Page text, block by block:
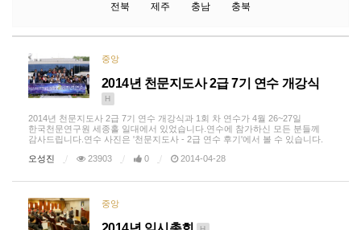
전북 제주 충남 충북
중앙
2014년 천문지도사 2급 7기 연수 개강식
H
2014년 천문지도사 2급 7기 연수 개강식과 1회 차 연수가 4월 26~27일
한국천문연구원 세종홀 일대에서 있었습니다.연수에 참가하신 모든 분들께
감사드립니다.연수 사진은 '천문지도사 - 2급 연수 후기'에서 볼 수 있습니다.
오성진
23903 0 2014-04-28
중앙